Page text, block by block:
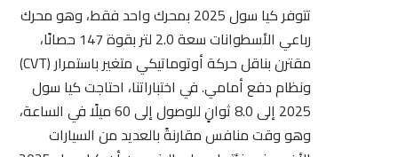
تتوفر كيا سول 2025 بمحرك واحد فقط، وهو محرك
رباعي الأسطوانات سعة 2.0 لتر بقوة 147 حصانًا،
مقترن بناقل حركة أوتوماتيكي متغير باستمرار (CVT)
ونظام دفع أمامي. في اختباراتنا، احتاجت كيا سول
2025 إلى 8.0 ثوانٍ للوصول إلى 60 ميلًا في الساعة،
وهو وقت منافس مقارنةً بالعديد من السيارات